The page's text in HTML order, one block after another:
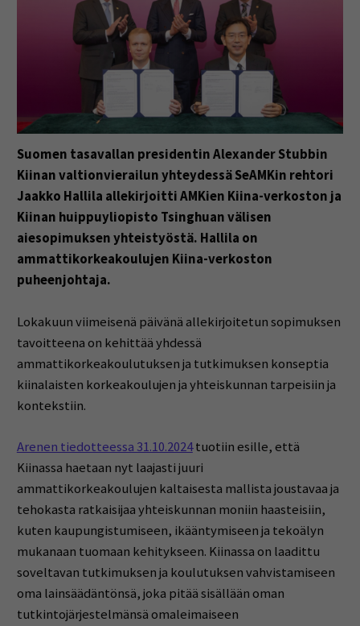
Suomen tasavallan presidentin Alexander Stubbin
Kiinan valtionvierailun yhteydessä SeAMKin rehtori
Jaakko Hallila allekirjoitti AMKien Kiina-verkoston ja
Kiinan huippuyliopisto Tsinghuan välisen
aiesopimuksen yhteistyöstä. Hallila on
ammattikorkeakoulujen Kiina-verkoston
puheenjohtaja.
Lokakuun viimeisenä päivänä allekirjoitetun sopimuksen
tavoitteena on kehittää yhdessä
ammattikorkeakoulutuksen ja tutkimuksen konseptia
kiinalaisten korkeakoulujen ja yhteiskunnan tarpeisiin ja
kontekstiin.
Arenen tiedotteessa 31.10.2024tuotiin esille, että
Kiinassa haetaan nyt laajasti juuri
ammattikorkeakoulujen kaltaisesta mallista joustavaa ja
tehokasta ratkaisijaa yhteiskunnan moniin haasteisiin,
kuten kaupungistumiseen, ikääntymiseen ja tekoälyn
mukanaan tuomaan kehitykseen. Kiinassa on laadittu
soveltavan tutkimuksen ja koulutuksen vahvistamiseen
oma lainsäädäntönsä, joka pitää sisällään oman
tutkintojärjestelmänsä omaleimaiseen